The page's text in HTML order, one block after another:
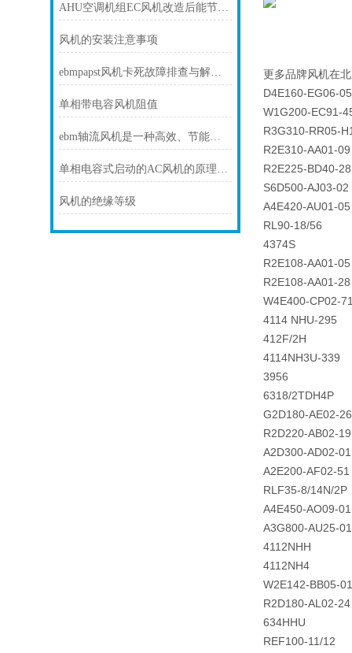
AHU空调机组EC风机改造后能节电多少？
风机的安装注意事项
ebmpapst风机卡死故障排查与解决方法
单相带电容风机阻值
ebm轴流风机是一种高效、节能和可靠的风动设备
单相电容式启动的AC风机的原理和接线方式
风机的绝缘等级
更多品牌风机在
D4E160-EG06-05
W1G200-EC91-
R3G310-RR05-
R2E310-AA01-09
R2E225-BD40-28
S6D500-AJ03-02
A4E420-AU01-05
RL90-18/56
4374S
R2E108-AA01-05
R2E108-AA01-28
W4E400-CP02-
4114 NHU-295
412F/2H
4114NH3U-339
3956
6318/2TDH4P
G2D180-AE02-26
R2D220-AB02-19
A2D300-AD02-01
A2E200-AF02-51
RLF35-8/14N/2P
A4E450-AO09-01
A3G800-AU25-01
4112NHH
4112NH4
W2E142-BB05-01
R2D180-AL02-24
634HHU
REF100-11/12